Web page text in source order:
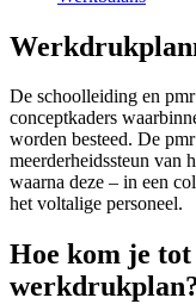
De schoolleiding en
conceptkaders
worden besteed. De
meerderheidssteun van
waarna deze – in een
het voltalige personeel.
Hoe kom je